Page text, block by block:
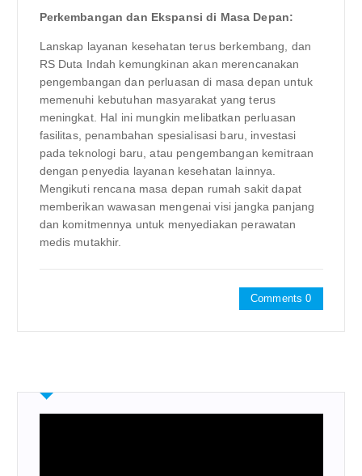
Perkembangan dan Ekspansi di Masa Depan:
Lanskap layanan kesehatan terus berkembang, dan
RS Duta Indah kemungkinan akan merencanakan
pengembangan dan perluasan di masa depan untuk
memenuhi kebutuhan masyarakat yang terus
meningkat. Hal ini mungkin melibatkan perluasan
fasilitas, penambahan spesialisasi baru, investasi
pada teknologi baru, atau pengembangan kemitraan
dengan penyedia layanan kesehatan lainnya.
Mengikuti rencana masa depan rumah sakit dapat
memberikan wawasan mengenai visi jangka panjang
dan komitmennya untuk menyediakan perawatan
medis mutakhir.
Comments 0